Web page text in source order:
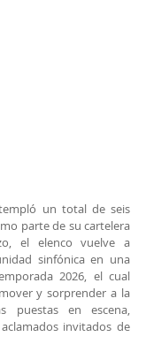
un total de seis
parte de su cartelera
el elenco vuelve a
sinfónica en una
2026, el cual
y sorprender a la
puestas en escena,
invitados de